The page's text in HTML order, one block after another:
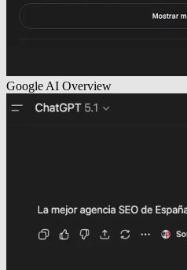
Google AI Overview